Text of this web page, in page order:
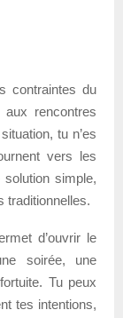
contraintes du
rencontres
tu n’es
vers les
simple,
traditionnelles.
d’ouvrir le
soirée, une
Tu peux
tes intentions,